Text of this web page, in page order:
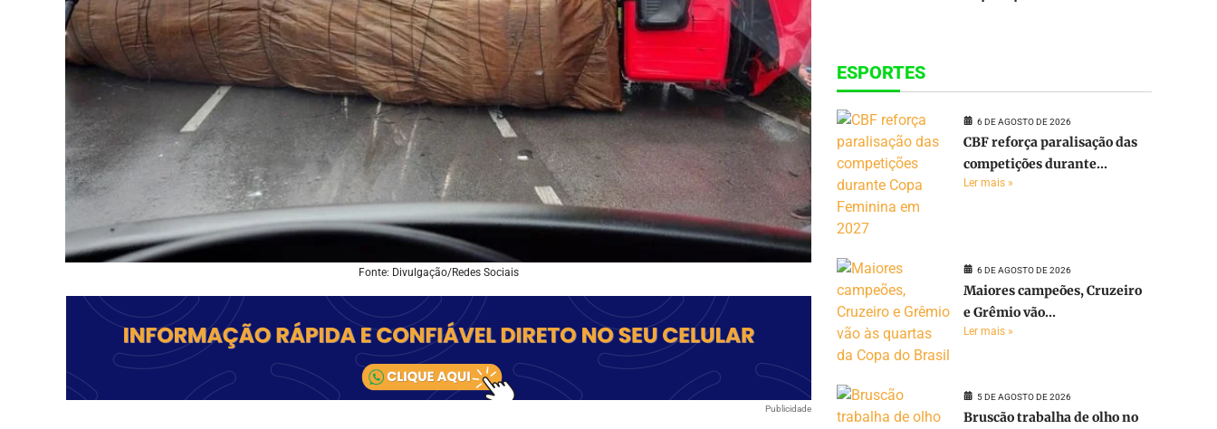
Fonte: Divulgação/Redes Sociais
Publicidade
ESPORTES
6 DE AGOSTO DE 2026
CBF reforça paralisação das
competições durante...
Ler mais »
6 DE AGOSTO DE 2026
Maiores campeões, Cruzeiro
e Grêmio vão...
Ler mais »
5 DE AGOSTO DE 2026
Bruscão trabalha de olho no